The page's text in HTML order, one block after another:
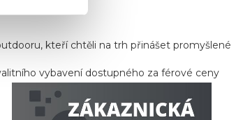
kteří chtěli na trh přinášet promyšlené
vybavení dostupného za férové ceny